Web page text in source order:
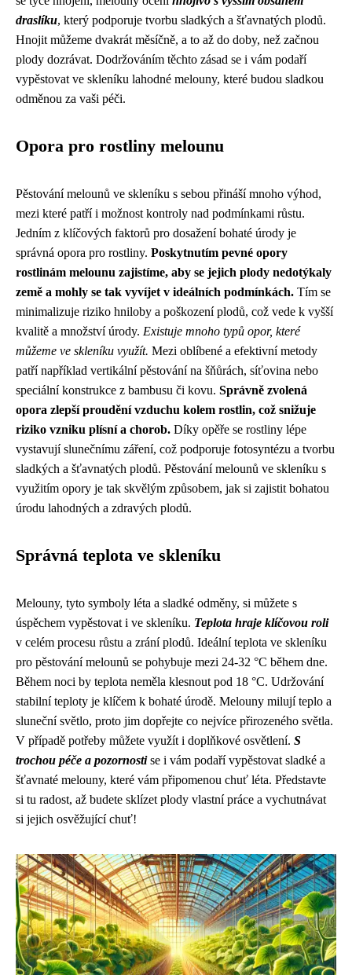
draslíku, který podporuje tvorbu sladkých a šťavnatých plodů.
Hnojit můžeme dvakrát měsíčně, a to až do doby, než začnou
plody dozrávat. Dodržováním těchto zásad se i vám podaří
vypěstovat ve skleníku lahodné melouny, které budou sladkou
odměnou za vaši péči.
Opora pro rostliny melounu
Pěstování melounů ve skleníku s sebou přináší mnoho výhod,
mezi které patří i možnost kontroly nad podmínkami růstu.
Jedním z klíčových faktorů pro dosažení bohaté úrody je
správná opora pro rostliny. Poskytnutím pevné opory
rostlinám melounu zajistíme, aby se jejich plody nedotýkaly
země a mohly se tak vyvíjet v ideálních podmínkách. Tím se
minimalizuje riziko hniloby a poškození plodů, což vede k vyšší
kvalitě a množství úrody. Existuje mnoho typů opor, které
můžeme ve skleníku využít. Mezi oblíbené a efektivní metody
patří například vertikální pěstování na šňůrách, síťovina nebo
speciální konstrukce z bambusu či kovu. Správně zvolená
opora zlepší proudění vzduchu kolem rostlin, což snižuje
riziko vzniku plísní a chorob. Díky opěře se rostliny lépe
vystavují slunečnímu záření, což podporuje fotosyntézu a tvorbu
sladkých a šťavnatých plodů. Pěstování melounů ve skleníku s
využitím opory je tak skvělým způsobem, jak si zajistit bohatou
úrodu lahodných a zdravých plodů.
Správná teplota ve skleníku
Melouny, tyto symboly léta a sladké odměny, si můžete s
úspěchem vypěstovat i ve skleníku. Teplota hraje klíčovou roli
v celém procesu růstu a zrání plodů. Ideální teplota ve skleníku
pro pěstování melounů se pohybuje mezi 24-32 °C během dne.
Během noci by teplota neměla klesnout pod 18 °C. Udržování
stabilní teploty je klíčem k bohaté úrodě. Melouny milují teplo a
sluneční světlo, proto jim dopřejte co nejvíce přirozeného světla.
V případě potřeby můžete využít i doplňkové osvětlení. S
trochou péče a pozornostise i vám podaří vypěstovat sladké a
šťavnaté melouny, které vám připomenou chuť léta. Představte
si tu radost, až budete sklízet plody vlastní práce a vychutnávat
si jejich osvěžující chuť!